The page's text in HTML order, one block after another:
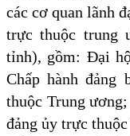
các cơ quan lãnh
trực thuộc trung
tỉnh), gồm: Đại
Chấp hành đảng
thuộc Trung
đảng ủy trực